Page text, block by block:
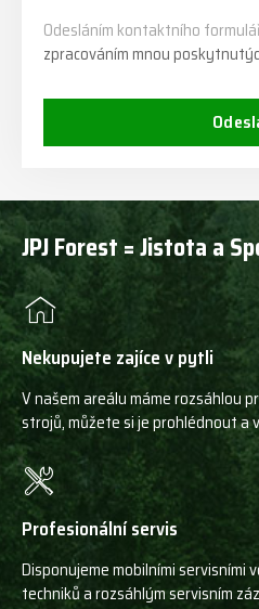
Odesláním kontaktního
zpracováním mnou
JPJ Forest = Jistota a
Nekupujete zajíce v pytli
V našem areálu máme rozsáhlou
strojů, můžete si je prohlédnout a
Profesionální servis
Disponujeme mobilními servisními
techniků a rozsáhlým servisním